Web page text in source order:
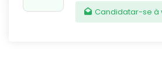
Candidatar-se à